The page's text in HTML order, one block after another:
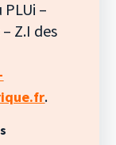
–
Z.I des
.